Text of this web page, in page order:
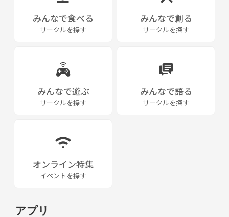
みんなで食べる
サークルを探す
みんなで創る
サークルを探す
みんなで遊ぶ
サークルを探す
みんなで語る
サークルを探す
オンライン特集
イベントを探す
アプリ